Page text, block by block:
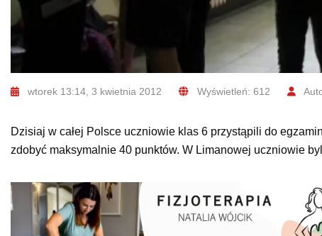
wtorek 13:14, 3 kwietnia 2012 Wyświetleń: 612
Dzisiaj w całej Polsce uczniowie klas 6 przystąpili do
zdobyć maksymalnie 40 punktów. W Limanowej uczniowie